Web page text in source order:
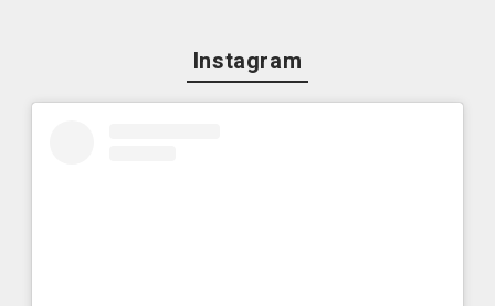
Instagram